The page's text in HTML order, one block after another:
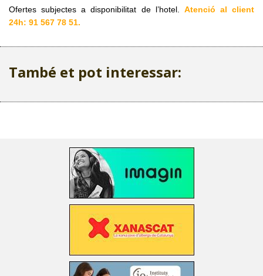
Ofertes subjectes a disponibilitat de l’hotel. Atenció al client
24h: 91 567 78 51.
També et pot interessar: